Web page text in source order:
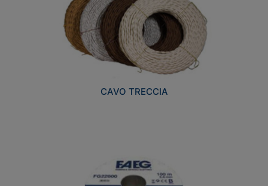
CAVO TRECCIA